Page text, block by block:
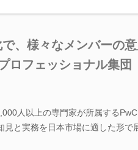
、様々なメンバーの
ロフェッショナル集団
人以上の専門家が所属する
見と実務を日本市場に適した形